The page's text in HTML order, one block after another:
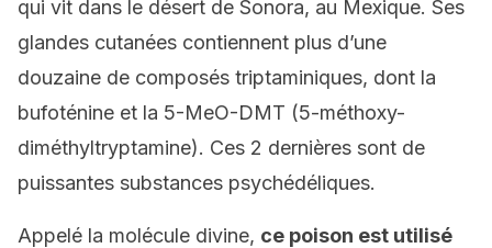
qui vit dans le désert de Sonora, au Mexique. Ses
glandes cutanées contiennent plus d’une
douzaine de composés triptaminiques, dont la
bufoténine et la 5-MeO-DMT (5-méthoxy-
diméthyltryptamine). Ces 2 dernières sont de
puissantes substances psychédéliques.
Appelé la molécule divine, ce poison est utilisé